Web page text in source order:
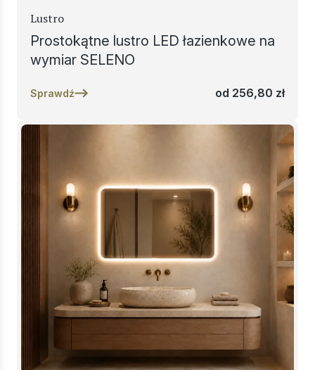
Lustro
Prostokątne lustro LED łazienkowe na
wymiar SELENO
Sprawdź od 256,80 zł